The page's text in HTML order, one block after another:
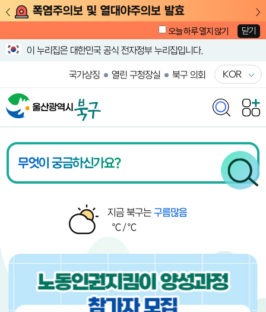
폭염주의보 및 열대야주의보 발효
오늘 하루 열지 않기 닫기
이 누리집은 대한민국 공식 전자정부 누리집입니다.
국가상징 열린 구청장실 북구 의회 KOR
북구 날씨
지금 북구는 구름많음
℃ /℃
알림존